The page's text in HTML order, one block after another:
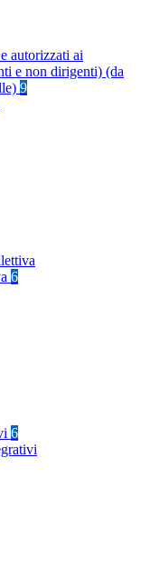
autorizzati ai
e non dirigenti) (da
9
6
6